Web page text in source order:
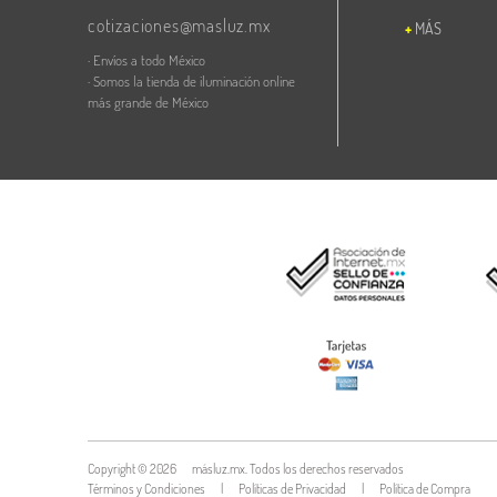
cotizaciones@masluz.mx
· Envíos a todo México
· Somos la tienda de iluminación online
más grande de México
MÁS
Copyright © 2026
másluz.mx. Todos los derechos reservados
Términos y Condiciones
| Políticas de Privacidad | Política de Compra